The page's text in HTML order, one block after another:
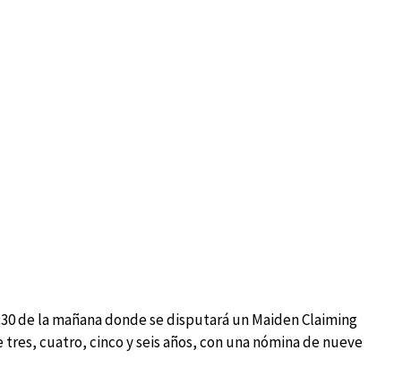
de la mañana donde se disputará un Maiden Claiming
cuatro, cinco y seis años, con una nómina de nueve